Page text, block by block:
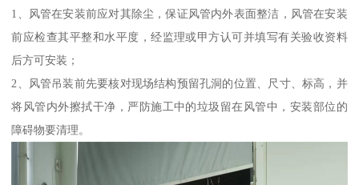
1、风管在安装前应对其除尘，保证风管内外表面整洁，风管在安装
前应检查其平整和水平度，经监理或甲方认可并填写有关验收资料
后方可安装；
2、风管吊装前先要核对现场结构预留孔洞的位置、尺寸、标高，并
将风管内外擦拭干净，严防施工中的垃圾留在风管中，安装部位的
障碍物要清理。